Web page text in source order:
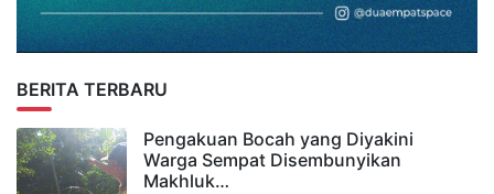
BERITA TERBARU
Pengakuan Bocah yang Diyakini
Warga Sempat Disembunyikan
Makhluk…